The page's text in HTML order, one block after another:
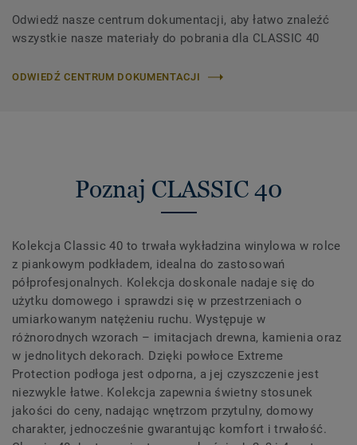
Odwiedź nasze centrum dokumentacji, aby łatwo znaleźć
wszystkie nasze materiały do ​​pobrania dla CLASSIC 40
ODWIEDŹ CENTRUM DOKUMENTACJI
Poznaj CLASSIC 40
Kolekcja Classic 40 to trwała wykładzina winylowa w rolce
z piankowym podkładem, idealna do zastosowań
półprofesjonalnych. Kolekcja doskonale nadaje się do
użytku domowego i sprawdzi się w przestrzeniach o
umiarkowanym natężeniu ruchu. Występuje w
różnorodnych wzorach – imitacjach drewna, kamienia oraz
w jednolitych dekorach. Dzięki powłoce Extreme
Protection podłoga jest odporna, a jej czyszczenie jest
niezwykle łatwe. Kolekcja zapewnia świetny stosunek
jakości do ceny, nadając wnętrzom przytulny, domowy
charakter, jednocześnie gwarantując komfort i trwałość.